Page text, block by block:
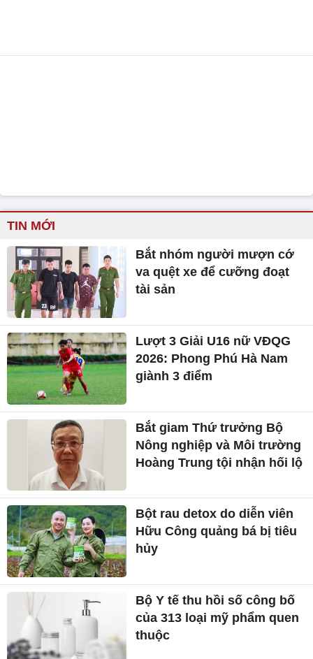
TIN MỚI
Bắt nhóm người mượn cớ
va quệt xe để cưỡng đoạt
tài sản
Lượt 3 Giải U16 nữ VĐQG
2026: Phong Phú Hà Nam
giành 3 điểm
Bắt giam Thứ trưởng Bộ
Nông nghiệp và Môi trường
Hoàng Trung tội nhận hối lộ
Bột rau detox do diễn viên
Hữu Công quảng bá bị tiêu
hủy
Bộ Y tế thu hồi số công bố
của 313 loại mỹ phẩm quen
thuộc